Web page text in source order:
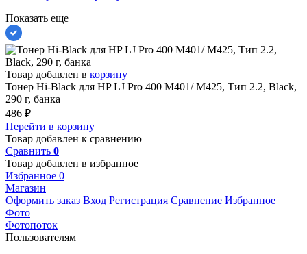
Показать еще
Товар добавлен в корзину
Тонер Hi-Black для HP LJ Pro 400 M401/ M425, Тип 2.2, Black,
290 г, банка
486 ₽
Перейти в корзину
Товар добавлен к сравнению
Сравнить 0
Товар добавлен в избранное
Избранное 0
Магазин
Оформить заказ Вход Регистрация Сравнение Избранное
Фото
Фотопоток
Пользователям